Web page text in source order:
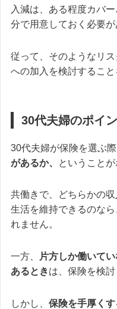
入減は、ある程度カバ
分で用意しておく必要が
従って、そのようなリ
への加入を検討すること
30代夫婦のポイ
30代夫婦が保険を選ぶ際
があるか、
ということ
共働きで、どちらかの
生活を維持できるのな
れません。
一方、
片方しか働いて
あるときは、保険を検討
しかし、 保険を手厚くす